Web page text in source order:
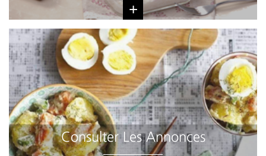
+
Consulter Les Annonces